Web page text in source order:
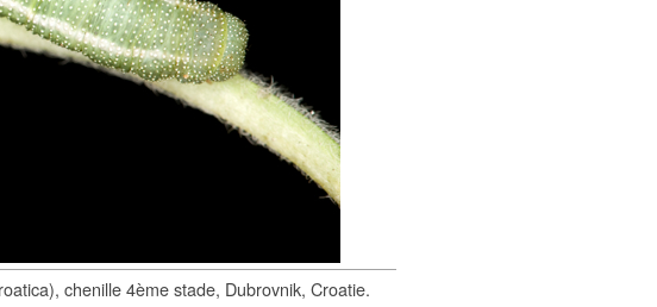
chenille 4ème stade, Dubrovnik, Croatie.